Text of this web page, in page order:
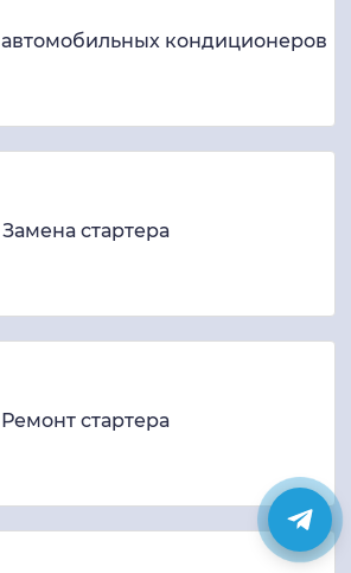
кондиционеров
Замена стартера
Ремонт стартера